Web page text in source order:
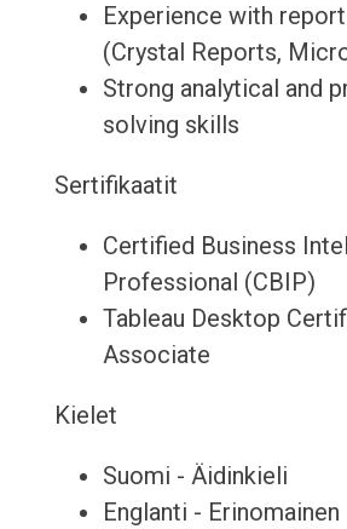
Experience with
(Crystal Reports,
Strong analytical and
solving skills
Sertifikaatit
Certified Business
Professional (CBIP)
Tableau Desktop
Associate
Kielet
Suomi - Äidinkieli
Englanti - Erinomainen